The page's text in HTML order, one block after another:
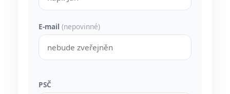
E-mail (nepovinné)
PSČ